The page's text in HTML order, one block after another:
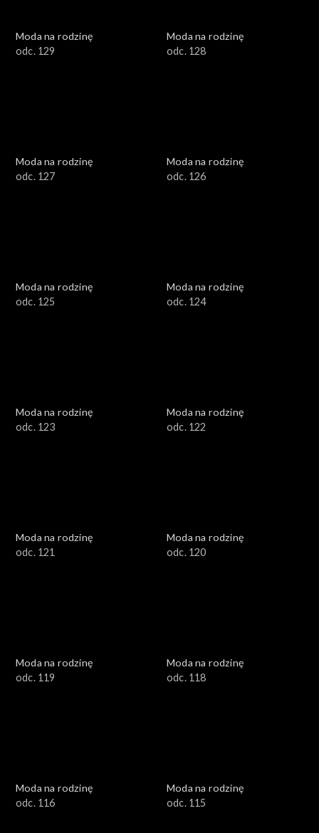
Moda na rodzinę
odc. 129
Moda na rodzinę
odc. 128
Moda na rodzinę
odc. 127
Moda na rodzinę
odc. 126
Moda na rodzinę
odc. 125
Moda na rodzinę
odc. 124
Moda na rodzinę
odc. 123
Moda na rodzinę
odc. 122
Moda na rodzinę
odc. 121
Moda na rodzinę
odc. 120
Moda na rodzinę
odc. 119
Moda na rodzinę
odc. 118
Moda na rodzinę
odc. 116
Moda na rodzinę
odc. 115